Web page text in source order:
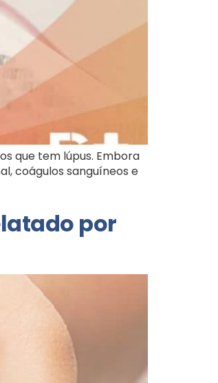
que tem lúpus. Embora
coágulos sanguíneos e
por